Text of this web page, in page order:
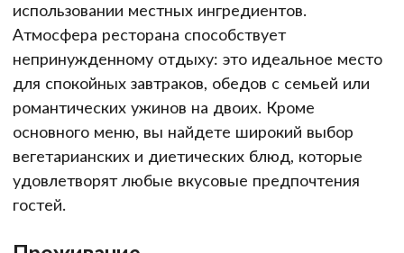
использовании местных ингредиентов.
Атмосфера ресторана способствует
непринужденному отдыху: это идеальное место
для спокойных завтраков, обедов с семьей или
романтических ужинов на двоих. Кроме
основного меню, вы найдете широкий выбор
вегетарианских и диетических блюд, которые
удовлетворят любые вкусовые предпочтения
гостей.